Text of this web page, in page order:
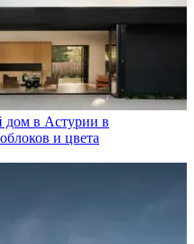
дом в Астурии в
и цвета